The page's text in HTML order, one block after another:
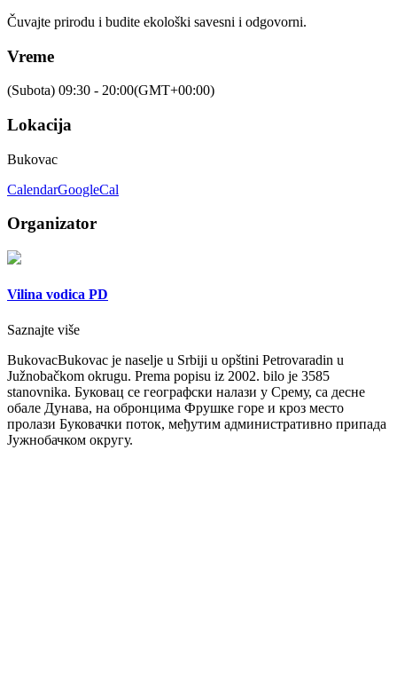
Čuvajte prirodu i budite ekološki savesni i odgovorni.
Vreme
(Subota) 09:30 - 20:00(GMT+00:00)
Lokacija
Bukovac
CalendarGoogleCal
Organizator
Vilina vodica PD
Saznajte više
BukovacBukovac je naselje u Srbiji u opštini Petrovaradin u
Južnobačkom okrugu. Prema popisu iz 2002. bilo je 3585
stanovnika. Буковац се географски налази у Срему, са десне
обале Дунава, на обронцима Фрушке горе и кроз место
пролази Буковачки поток, међутим административно припада
Јужнобачком округу.